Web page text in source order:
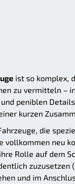
ist so komplex,
zu vermitteln –
peniblen
kurzen
die
vollkommen neu
Rolle auf dem
zuzusetzen
und im